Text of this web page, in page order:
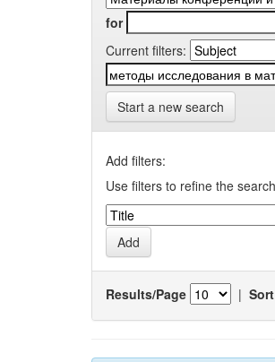
for
Current filters:
Start a new search
Add filters:
Use filters to refine the
Results/Page |